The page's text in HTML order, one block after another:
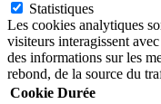
Statistiques
Les cookies analytiques
visiteurs interagissent
des informations sur les
rebond, de la source du
Cookie Durée